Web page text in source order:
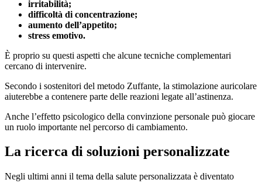
irritabilità;
difficoltà di concentrazione;
aumento dell’appetito;
stress emotivo.
È proprio su questi aspetti che alcune tecniche complementari
cercano di intervenire.
Secondo i sostenitori del metodo Zuffante, la stimolazione auricolare
aiuterebbe a contenere parte delle reazioni legate all’astinenza.
Anche l’effetto psicologico della convinzione personale può giocare
un ruolo importante nel percorso di cambiamento.
La ricerca di soluzioni personalizzate
Negli ultimi anni il tema della salute personalizzata è diventato